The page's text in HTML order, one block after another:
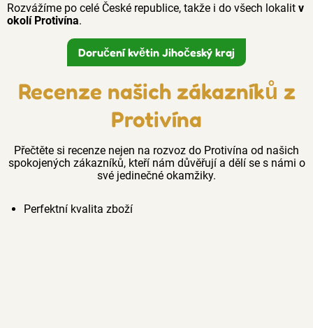
Rozvážíme po celé České republice, takže i do všech lokalit v
okolí Protivína.
Doručení květin Jihočeský kraj
Recenze našich zákazníků z
Protivína
Přečtěte si recenze nejen na rozvoz do Protivína od našich
spokojených zákazníků, kteří nám důvěřují a dělí se s námi o
své jedinečné okamžiky.
Perfektní kvalita zboží